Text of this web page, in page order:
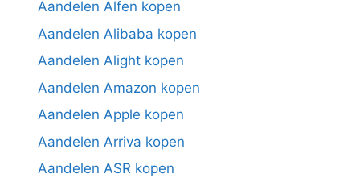
Aandelen Alfen kopen
Aandelen Alibaba kopen
Aandelen Alight kopen
Aandelen Amazon kopen
Aandelen Apple kopen
Aandelen Arriva kopen
Aandelen ASR kopen